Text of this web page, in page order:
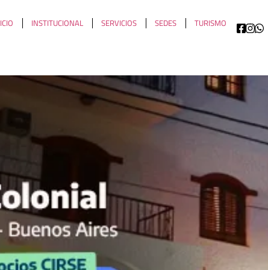
INSTITUCIONAL SERVICIOS SEDES TURISMO